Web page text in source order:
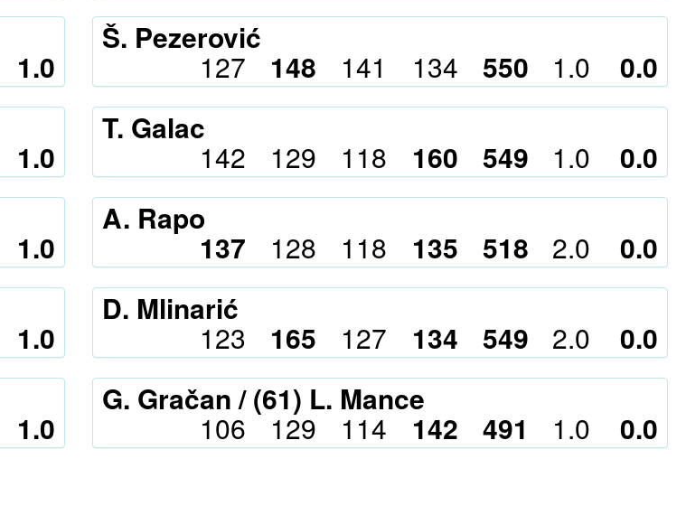
1.0
Š. Pezerović
127 148 141 134 550 1.0 0.0
1.0
T. Galac
142 129 118 160 549 1.0 0.0
1.0
A. Rapo
137 128 118 135 518 2.0 0.0
1.0
D. Mlinarić
123 165 127 134 549 2.0 0.0
1.0
G. Gračan / (61) L. Mance
106 129 114 142 491 1.0 0.0